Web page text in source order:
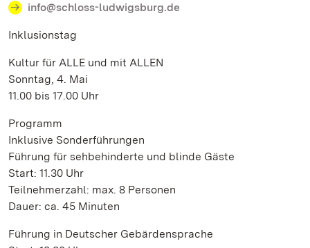
info@schloss-ludwigsburg.de
Inklusionstag
Kultur für ALLE und mit ALLEN
Sonntag, 4. Mai
11.00 bis 17.00 Uhr
Programm
Inklusive Sonderführungen
Führung für sehbehinderte und blinde Gäste
Start: 11.30 Uhr
Teilnehmerzahl: max. 8 Personen
Dauer: ca. 45 Minuten
Führung in Deutscher Gebärdensprache